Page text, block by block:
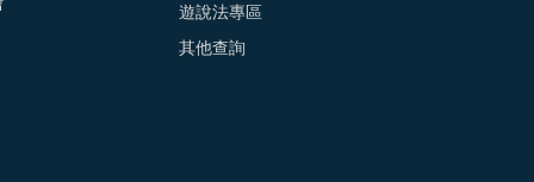
遊說法專區
其他查詢